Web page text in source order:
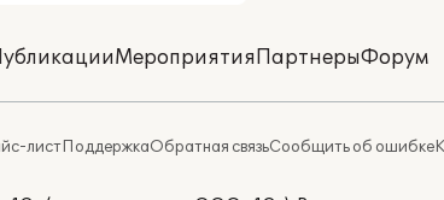
МероприятияПартнерыФорум
листПоддержкаОбратная связьСообщить об ошибке